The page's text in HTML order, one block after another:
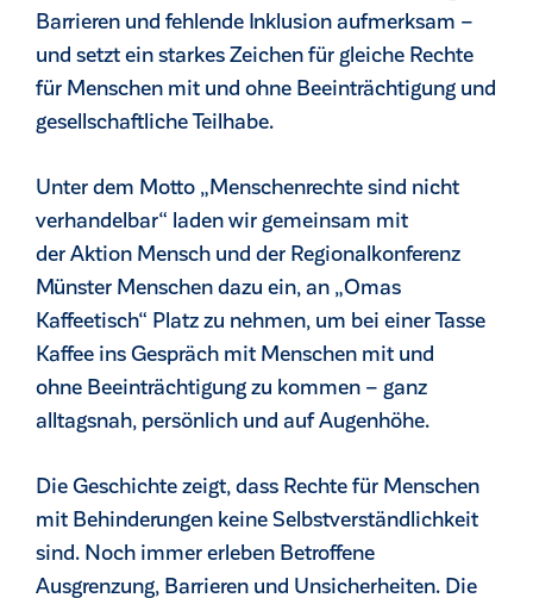
Barrieren und fehlende Inklusion aufmerksam –
und setzt ein starkes Zeichen für gleiche Rechte
für Menschen mit und ohne Beeinträchtigung und
gesellschaftliche Teilhabe.
Unter dem Motto „Menschenrechte sind nicht
verhandelbar“ laden wir gemeinsam mit
der Aktion Mensch und der Regionalkonferenz
Münster Menschen dazu ein, an „Omas
Kaffeetisch“ Platz zu nehmen, um bei einer Tasse
Kaffee ins Gespräch mit Menschen mit und
ohne Beeinträchtigung zu kommen – ganz
alltagsnah, persönlich und auf Augenhöhe.
Die Geschichte zeigt, dass Rechte für Menschen
mit Behinderungen keine Selbstverständlichkeit
sind. Noch immer erleben Betroffene
Ausgrenzung, Barrieren und Unsicherheiten. Die